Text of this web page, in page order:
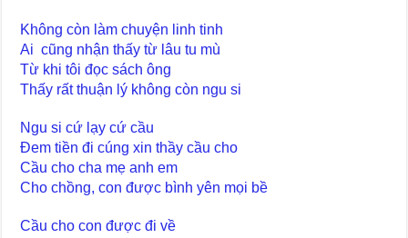
Không còn làm chuyện linh tinh
Ai cũng nhận thấy từ lâu tu mù
Từ khi tôi đọc sách ông
Thấy rất thuận lý không còn ngu si
Ngu si cứ lạy cứ cầu
Đem tiền đi cúng xin thầy cầu cho
Cầu cho cha mẹ anh em
Cho chồng, con được bình yên mọi bề
Cầu cho con được đi về